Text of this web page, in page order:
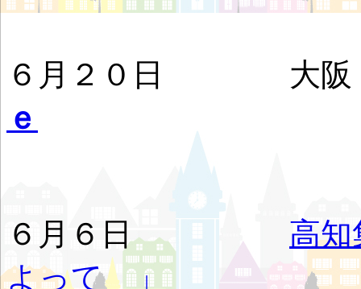
６月２０日 大
ｅ
６月６日 高
よって 」